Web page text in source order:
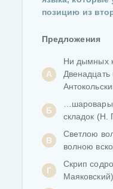
позицию из
Предложения
А
Ни дымных
Двенадцать
Б
складок (Н.
В
Светлою
волною
Г
Скрип
Маяковский)